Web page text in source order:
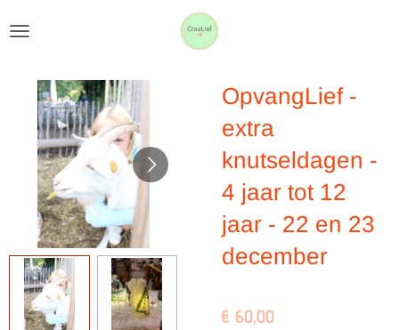
hoofdinhoud
OpvangLief -
extra
knutseldagen -
4 jaar tot 12
jaar - 22 en 23
december
€ 60,00